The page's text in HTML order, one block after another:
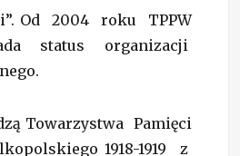
Od 2004 roku TPPW
status organizacji
Towarzystwa Pamięci
1918-1919 z